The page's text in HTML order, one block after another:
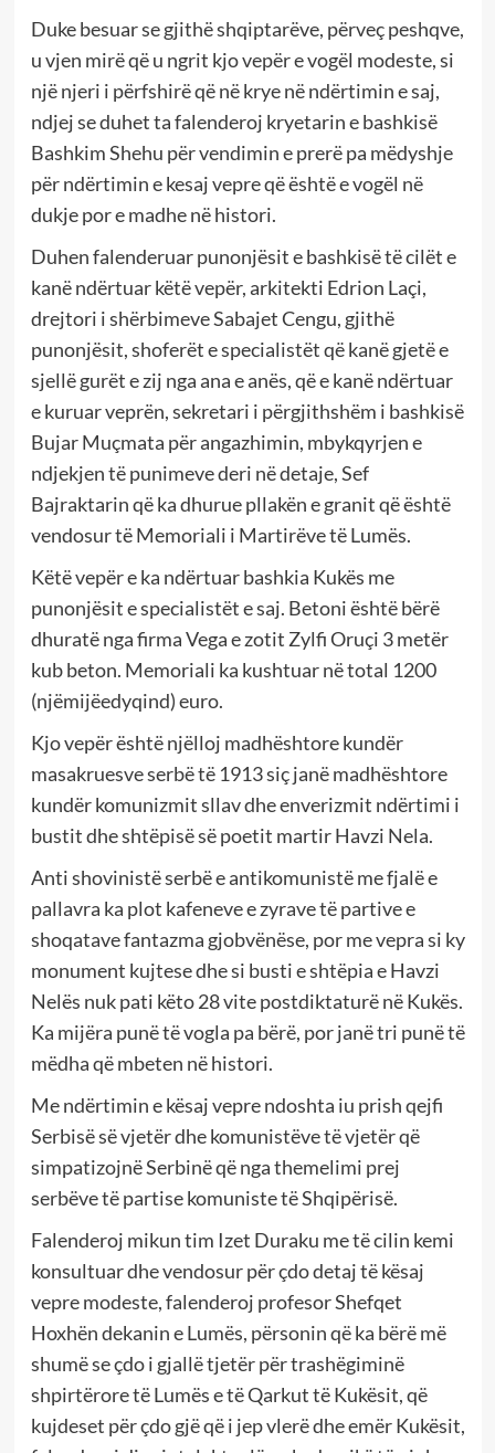
Duke besuar se gjithë shqiptarëve, përveç peshqve,
u vjen mirë që u ngrit kjo vepër e vogël modeste, si
një njeri i përfshirë që në krye në ndërtimin e saj,
ndjej se duhet ta falenderoj kryetarin e bashkisë
Bashkim Shehu për vendimin e prerë pa mëdyshje
për ndërtimin e kesaj vepre që është e vogël në
dukje por e madhe në histori.
Duhen falenderuar punonjësit e bashkisë të cilët e
kanë ndërtuar këtë vepër, arkitekti Edrion Laçi,
drejtori i shërbimeve Sabajet Cengu, gjithë
punonjësit, shoferët e specialistët që kanë gjetë e
sjellë gurët e zij nga ana e anës, që e kanë ndërtuar
e kuruar veprën, sekretari i përgjithshëm i bashkisë
Bujar Muçmata për angazhimin, mbykqyrjen e
ndjekjen të punimeve deri në detaje, Sef
Bajraktarin që ka dhurue pllakën e granit që është
vendosur të Memoriali i Martirëve të Lumës.
Këtë vepër e ka ndërtuar bashkia Kukës me
punonjësit e specialistët e saj. Betoni është bërë
dhuratë nga firma Vega e zotit Zylfi Oruçi 3 metër
kub beton. Memoriali ka kushtuar në total 1200
(njëmijëedyqind) euro.
Kjo vepër është njëlloj madhështore kundër
masakruesve serbë të 1913 siç janë madhështore
kundër komunizmit sllav dhe enverizmit ndërtimi i
bustit dhe shtëpisë së poetit martir Havzi Nela.
Anti shovinistë serbë e antikomunistë me fjalë e
pallavra ka plot kafeneve e zyrave të partive e
shoqatave fantazma gjobvënëse, por me vepra si ky
monument kujtese dhe si busti e shtëpia e Havzi
Nelës nuk pati këto 28 vite postdiktaturë në Kukës.
Ka mijëra punë të vogla pa bërë, por janë tri punë të
mëdha që mbeten në histori.
Me ndërtimin e kësaj vepre ndoshta iu prish qejfi
Serbisë së vjetër dhe komunistëve të vjetër që
simpatizojnë Serbinë që nga themelimi prej
serbëve të partise komuniste të Shqipërisë.
Falenderoj mikun tim Izet Duraku me të cilin kemi
konsultuar dhe vendosur për çdo detaj të kësaj
vepre modeste, falenderoj profesor Shefqet
Hoxhën dekanin e Lumës, përsonin që ka bërë më
shumë se çdo i gjallë tjetër për trashëgiminë
shpirtërore të Lumës e të Qarkut të Kukësit, që
kujdeset për çdo gjë që i jep vlerë dhe emër Kukësit,